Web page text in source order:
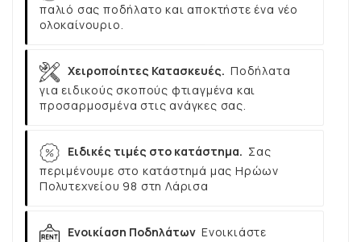
παλιό σας ποδήλατο και αποκτήστε ένα νέο
ολοκαίνουριο.
Χειροποίητες Κατασκευές. Ποδήλατα
για ειδικούς σκοπούς φτιαγμένα και
προσαρμοσμένα στις ανάγκες σας.
Ειδικές τιμές στο κατάστημα. Σας
περιμένουμε στο κατάστημά μας Ηρώων
Πολυτεχνείου 98 στη Λάρισα
Ενοικίαση Ποδηλάτων Ενοικιάστε